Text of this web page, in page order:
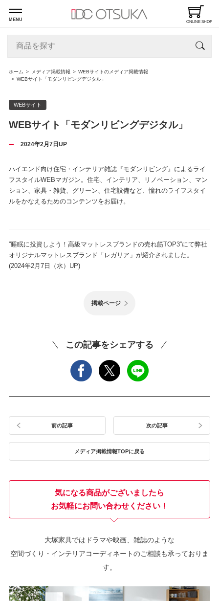
MENU ONLINE SHOP
ホーム メディア掲載情報
WEBサイトのメディア掲載情報
WEBサイト「モダンリビングデジタル」
WEBサイト
WEBサイト「モダンリビングデジタル」
2024年2月7日UP
ハイエンド向け住宅・インテリア雑誌『モダンリビング』によるライ
フスタイルWEBマガジン。住宅、インテリア、リノベーション、マン
ション、家具・雑貨、グリーン、住宅設備など、憧れのライフスタイ
ルをかなえるためのコンテンツをお届け。
”睡眠に投資しよう！高級マットレスブランドの売れ筋TOP3”にて弊社
オリジナルマットレスブランド「レガリア」が紹介されました。
(2024年2月7日（水）UP)
掲載ページ
この記事をシェアする
前の記事
メディア掲載情報TOPに戻る
次の記事
気になる商品がございましたら
お気軽にお問い合わせください！
大塚家具ではドラマや映画、雑誌のような
空間づくり・インテリアコーディネートのご相談も承っておりま
す。